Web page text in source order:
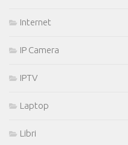
Internet
IP Camera
IPTV
Laptop
Libri